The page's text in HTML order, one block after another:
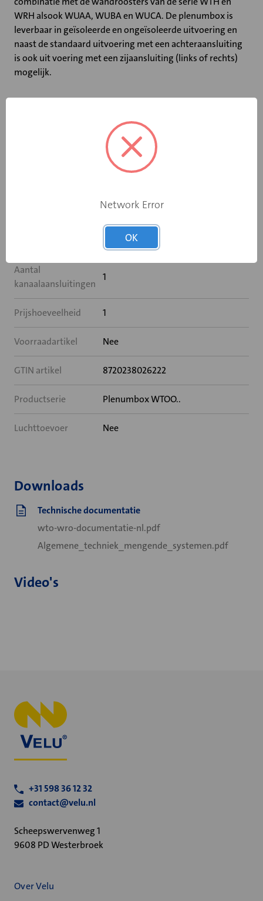
WRH alsook WUAA, WUBA en WUCA. De plenumbox is
leverbaar in geïsoleerde en ongeïsoleerde uitvoering en
naast de standaard uitvoering met een achteraansluiting
is ook uit voering met een zijaansluiting (links of rechts)
mogelijk.
625
Nee
Aantal
kanaalaansluitingen
1
Prijshoeveelheid 1
Voorraadartikel Nee
GTIN artikel 8720238026222
Productserie Plenumbox WTOO..
Luchttoevoer Nee
Downloads
Technische documentatie
wto-wro-documentatie-nl.pdf
Algemene_techniek_mengende_systemen.pdf
Video's
+31 598 36 12 32
contact@velu.nl
Scheepswervenweg 1
9608 PD Westerbroek
Over Velu
Network Error
OK